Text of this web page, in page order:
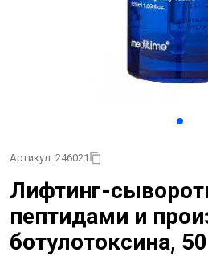
Артикул: 246021
Лифтинг-
пептидами и
ботулотоксина,